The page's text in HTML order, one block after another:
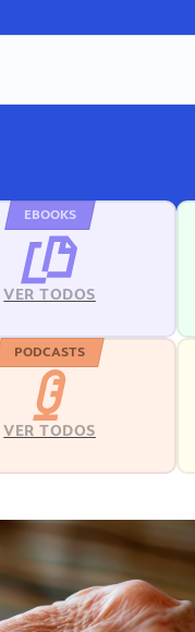
EBOOKS
VER TODOS
PODCASTS
VER TODOS